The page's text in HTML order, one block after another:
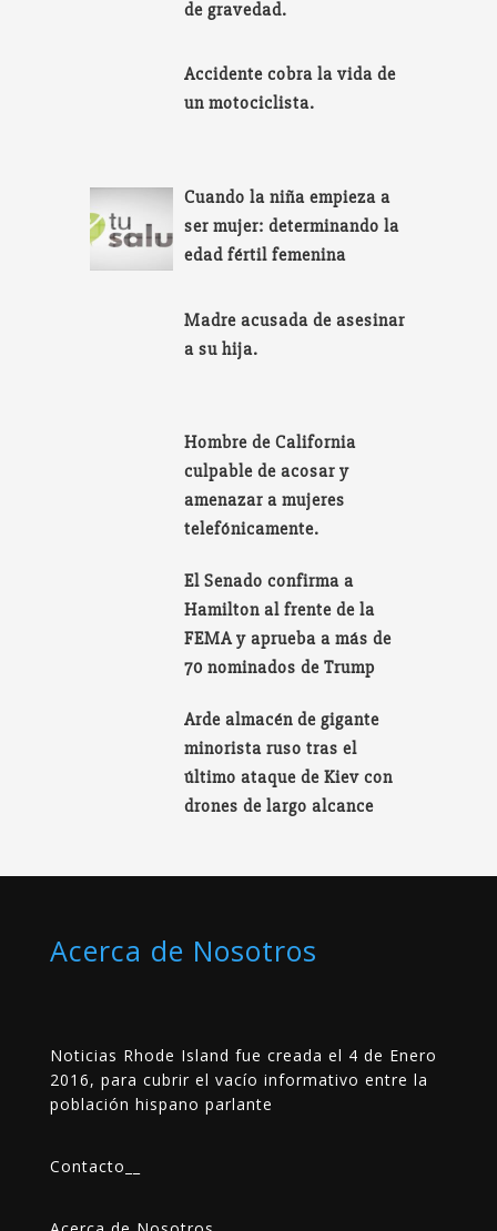
de gravedad.
Accidente cobra la vida de
un motociclista.
Cuando la niña empieza a
ser mujer: determinando la
edad fértil femenina
Madre acusada de asesinar
a su hija.
Hombre de California
culpable de acosar y
amenazar a mujeres
telefónicamente.
El Senado confirma a
Hamilton al frente de la
FEMA y aprueba a más de
70 nominados de Trump
Arde almacén de gigante
minorista ruso tras el
último ataque de Kiev con
drones de largo alcance
Acerca de Nosotros
Noticias Rhode Island fue creada el 4 de Enero
2016, para cubrir el vacío informativo entre la
población hispano parlante
Contacto